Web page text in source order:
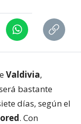
Valdivia,
bastante
días, según el
. Con